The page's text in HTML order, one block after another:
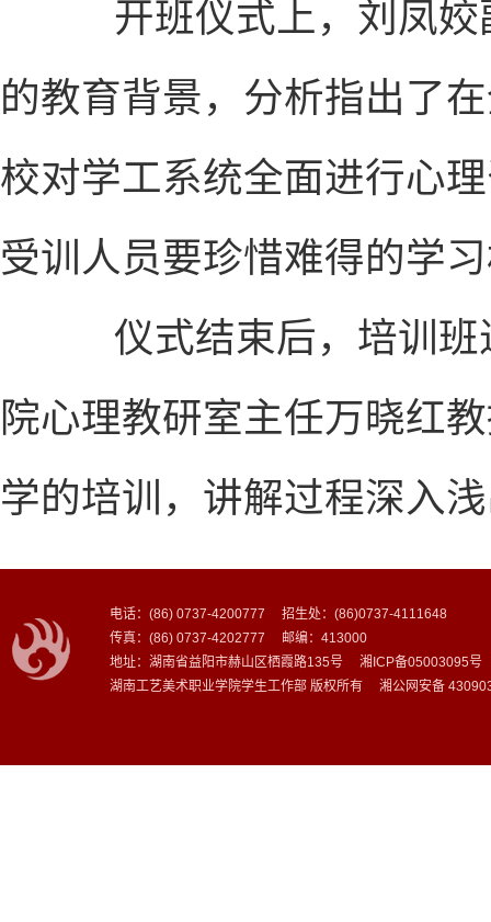
开班仪式上，刘凤姣
的教育背景，分析指出了
校对学工系统全面进行心
受训人员要珍惜难得的学
仪式结束后，培训班
院心理教研室主任万晓红
学的培训，讲解过程深入
电话：(86) 0737-4200777 招生处：(86)0737-4111648
传真：(86) 0737-4202777 邮编：413000
地址：湖南省益阳市赫山区栖霞路135号 湘ICP备05003095号
湖南工艺美术职业学院学生工作部 版权所有 湘公网安备